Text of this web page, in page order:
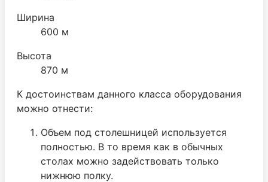
Ширина
600 м
Высота
870 м
К достоинствам данного класса оборудования
можно отнести:
Объем под столешницей используется
полностью. В то время как в обычных
столах можно задействовать только
нижнюю полку.